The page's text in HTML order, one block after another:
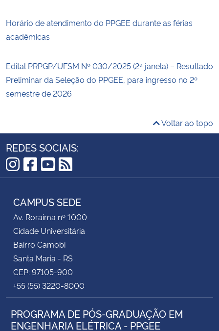
Horário de atendimento do PPGEE durante as férias
acadêmicas
Edital PRPGP/UFSM Nº 030/2025 (2ª janela) – Resultado
Preliminar da Seleção do PPGEE, para ingresso no 2º
semestre de 2026
Voltar ao topo
REDES SOCIAIS:
Instagram
Facebook
YouTube
RSS
CAMPUS SEDE
Av. Roraima nº 1000
Cidade Universitária
Bairro Camobi
Santa Maria - RS
CEP: 97105-900
+55 (55) 3220-8000
PROGRAMA DE PÓS-GRADUAÇÃO EM
ENGENHARIA ELÉTRICA - PPGEE